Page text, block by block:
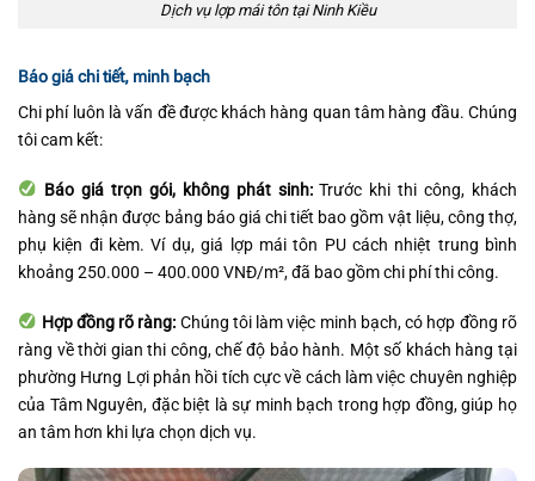
Dịch vụ lợp mái tôn tại Ninh Kiều
Báo giá chi tiết, minh bạch
Chi phí luôn là vấn đề được khách hàng quan tâm hàng đầu. Chúng
tôi cam kết:
Báo giá trọn gói, không phát sinh:Trước khi thi công, khách
hàng sẽ nhận được bảng báo giá chi tiết bao gồm vật liệu, công thợ,
phụ kiện đi kèm. Ví dụ, giá lợp mái tôn PU cách nhiệt trung bình
khoảng 250.000 – 400.000 VNĐ/m², đã bao gồm chi phí thi công.
Hợp đồng rõ ràng: Chúng tôi làm việc minh bạch, có hợp đồng rõ
ràng về thời gian thi công, chế độ bảo hành. Một số khách hàng tại
phường Hưng Lợi phản hồi tích cực về cách làm việc chuyên nghiệp
của Tâm Nguyên, đặc biệt là sự minh bạch trong hợp đồng, giúp họ
an tâm hơn khi lựa chọn dịch vụ.